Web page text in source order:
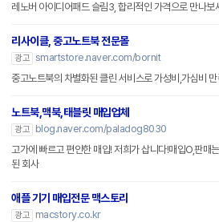
레노버 아이디어패드 슬림3, 합리적인 가격으로 만나보
리사이클, 중고노트북 전문몰
광고 smartstore.naver.com/bornit
중고노트북의 차별화된 클린 서비스로 가성비,가심비
노트북,맥북,태블릿 매입업체
광고
blog.naver.com/paladog8030
고가에 빠르고 편안한 매입! 저희가 삽니다!매입O,판매
된 회사
애플 기기 매입전문 맥스토리
광고
macstory.co.kr